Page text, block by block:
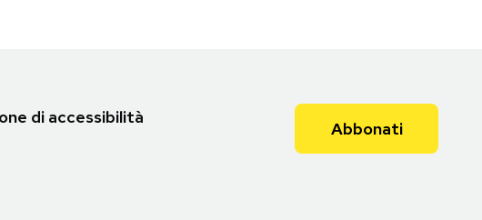
di accessibilità
Abbonati